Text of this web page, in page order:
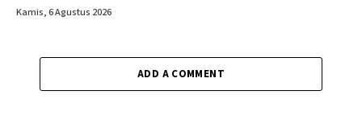
Kamis, 6 Agustus 2026
ADD A COMMENT